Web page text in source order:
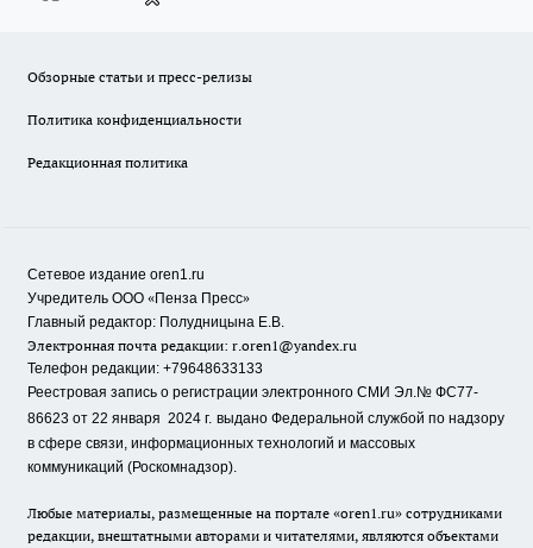
Обзорные статьи и пресс-релизы
Политика конфиденциальности
Редакционная политика
Сетевое издание oren1.ru
Учредитель ООО «Пенза Пресс»
Главный редактор: Полудницына Е.В.
Электронная почта редакции: r.oren1@yandex.ru
Телефон редакции: +79648633133
Реестровая запись о регистрации электронного СМИ Эл.№ ФС77-
86623 от 22 января 2024 г. выдано Федеральной службой по надзору
в сфере связи, информационных технологий и массовых
коммуникаций (Роскомнадзор).
Любые материалы, размещенные на портале «oren1.ru» сотрудниками
редакции, внештатными авторами и читателями, являются объектами